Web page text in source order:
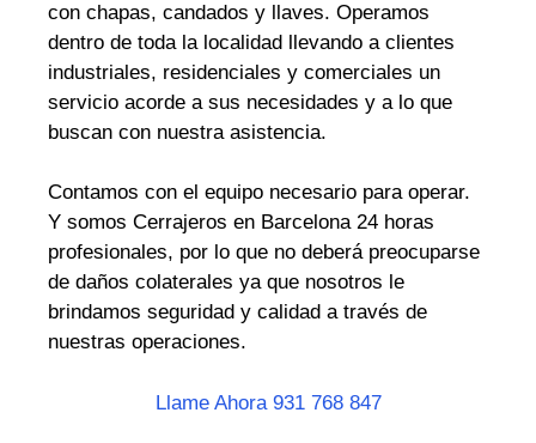
con chapas, candados y llaves. Operamos
dentro de toda la localidad llevando a clientes
industriales, residenciales y comerciales un
servicio acorde a sus necesidades y a lo que
buscan con nuestra asistencia.
Contamos con el equipo necesario para operar.
Y somos Cerrajeros en Barcelona 24 horas
profesionales, por lo que no deberá preocuparse
de daños colaterales ya que nosotros le
brindamos seguridad y calidad a través de
nuestras operaciones.
Llame Ahora 931 768 847